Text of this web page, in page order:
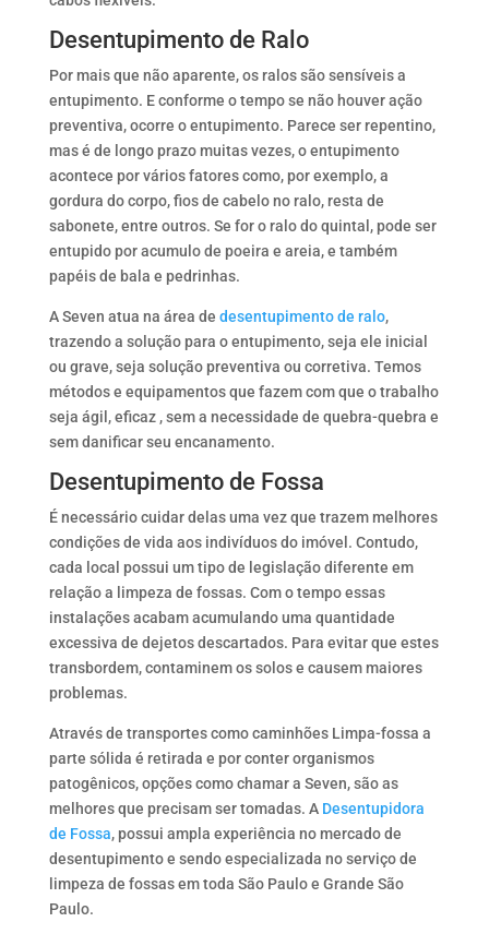
Desentupimento de Ralo
Por mais que não aparente, os ralos são sensíveis a
entupimento. E conforme o tempo se não houver ação
preventiva, ocorre o entupimento. Parece ser repentino,
mas é de longo prazo muitas vezes, o entupimento
acontece por vários fatores como, por exemplo, a
gordura do corpo, fios de cabelo no ralo, resta de
sabonete, entre outros. Se for o ralo do quintal, pode ser
entupido por acumulo de poeira e areia, e também
papéis de bala e pedrinhas.
A Seven atua na área de desentupimento de ralo,
trazendo a solução para o entupimento, seja ele inicial
ou grave, seja solução preventiva ou corretiva. Temos
métodos e equipamentos que fazem com que o trabalho
seja ágil, eficaz , sem a necessidade de quebra-quebra e
sem danificar seu encanamento.
Desentupimento de Fossa
É necessário cuidar delas uma vez que trazem melhores
condições de vida aos indivíduos do imóvel. Contudo,
cada local possui um tipo de legislação diferente em
relação a limpeza de fossas. Com o tempo essas
instalações acabam acumulando uma quantidade
excessiva de dejetos descartados. Para evitar que estes
transbordem, contaminem os solos e causem maiores
problemas.
Através de transportes como caminhões Limpa-fossa a
parte sólida é retirada e por conter organismos
patogênicos, opções como chamar a Seven, são as
melhores que precisam ser tomadas. A Desentupidora
de Fossa, possui ampla experiência no mercado de
desentupimento e sendo especializada no serviço de
limpeza de fossas em toda São Paulo e Grande São
Paulo.